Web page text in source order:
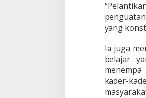
yang
Ia juga
belajar
kader-